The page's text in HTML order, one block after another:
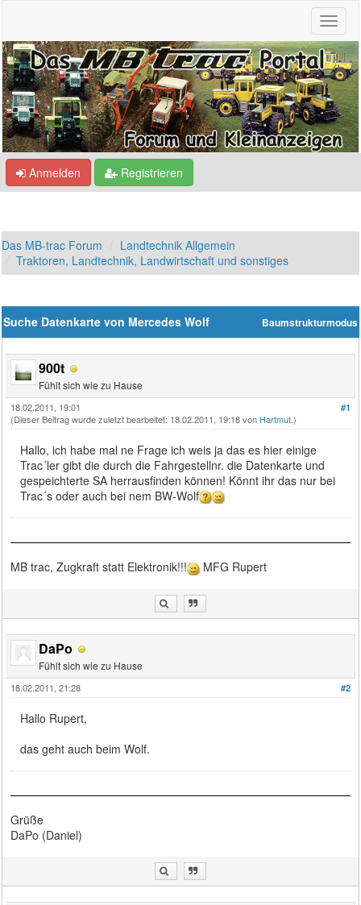
Anmelden Registrieren
Das MB-trac Forum
Landtechnik Allgemein
Traktoren, Landtechnik, Landwirtschaft und sonstiges
Baumstrukturmodus
Suche Datenkarte von Mercedes Wolf
900t
Fühlt sich wie zu Hause
#1
18.02.2011, 19:01
(Dieser Beitrag wurde zuletzt bearbeitet: 18.02.2011, 19:18 von Hartmut.)
Hallo, ich habe mal ne Frage ich weis ja das es hier einige
Trac´ler gibt die durch die Fahrgestellnr. die Datenkarte und
gespeichterte SA herrausfinden können! Könnt ihr das nur bei
Trac´s oder auch bei nem BW-Wolf
MB trac, Zugkraft statt Elektronik!!! MFG Rupert
DaPo
Fühlt sich wie zu Hause
#2
18.02.2011, 21:28
Hallo Rupert,
das geht auch beim Wolf.
Grüße
DaPo (Daniel)